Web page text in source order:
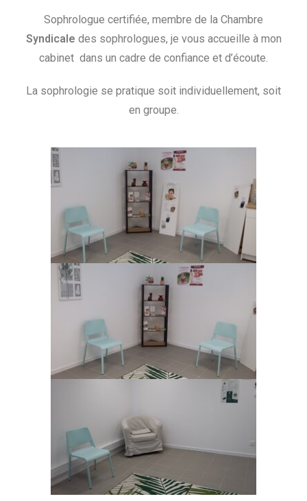
Sophrologue certifiée, membre de la Chambre
Syndicale des sophrologues, je vous accueille à mon
cabinet dans un cadre de confiance et d’écoute.
La sophrologie se pratique soit individuellement, soit
en groupe.